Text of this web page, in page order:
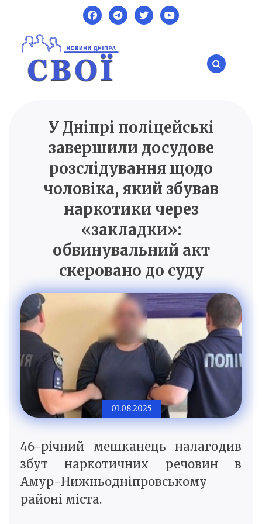
content
SVOI.DP.UA
Новини Дніпра
У Дніпрі поліцейські
завершили досудове
розслідування щодо
чоловіка, який збував
наркотики через
«закладки»:
обвинувальний акт
скеровано до суду
01.08.2025
46-річний мешканець налагодив
збут наркотичних речовин в
Амур-Нижньодніпровському
районі міста.